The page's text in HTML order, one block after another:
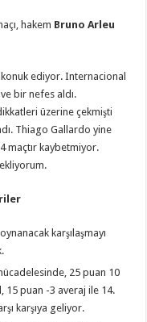
hakem Bruno Arleu
ediyor. Internacional
bir nefes aldı.
üzerine çekmişti
Thiago Gallardo yine
maçtır kaybetmiyor.
karşılaşmayı
25 puan 10
15 puan -3 averaj ile 14.
karşıya geliyor.